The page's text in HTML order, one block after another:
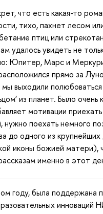
что есть какая-то
тихо, пахнет лесом
птиц или
удалось увидеть не
Юпитер, Марс и
прямо за
выходили
из планет. Было
мотивации
поехать немного
до одного из крупнейших
иконы божией матери),
именно в этот
году, была
инноваций